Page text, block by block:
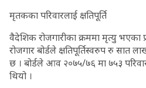
मृतकका परिवारलाई क्षतिपूर्ति
वैदेशिक रोजगारीका क्रममा मृत्यु भएका
रोजगार बोर्डले क्षतिपूर्तिस्वरुप रु
छ । बोर्डले आव २०७५/७६ मा ७५३
थियो ।